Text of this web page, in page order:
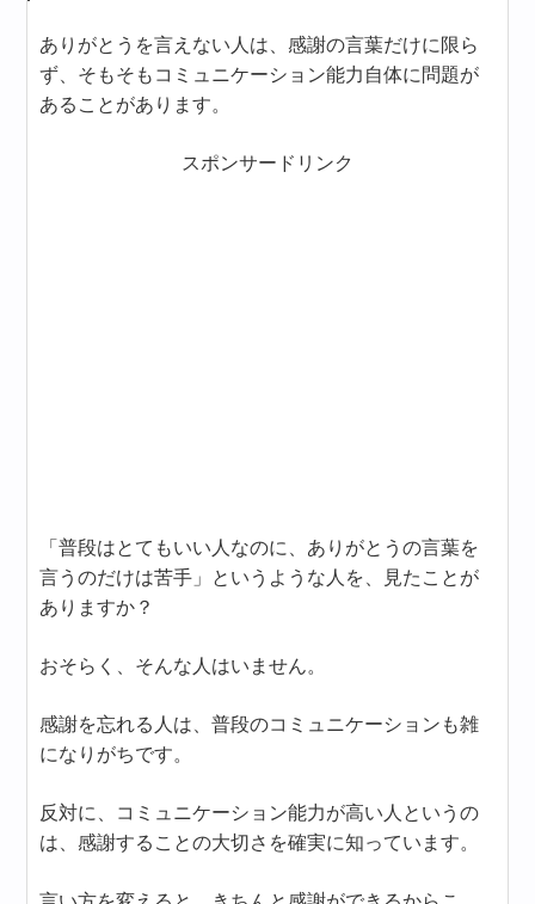
ありがとうを言えない人は、感謝の言葉だけに限ら
ず、そもそもコミュニケーション能力自体に問題が
あることがあります。
スポンサードリンク
「普段はとてもいい人なのに、ありがとうの言葉を
言うのだけは苦手」というような人を、見たことが
ありますか？
おそらく、そんな人はいません。
感謝を忘れる人は、普段のコミュニケーションも雑
になりがちです。
反対に、コミュニケーション能力が高い人というの
は、感謝することの大切さを確実に知っています。